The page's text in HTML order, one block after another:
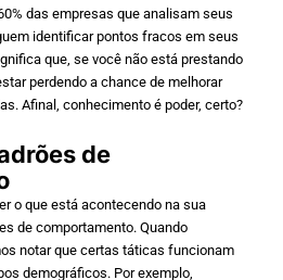
das empresas que analisam seus
identificar pontos fracos em seus
que, se você não está prestando
perdendo a chance de melhorar
Afinal, conhecimento é poder, certo?
de
o que está acontecendo na sua
de comportamento. Quando
notar que certas táticas funcionam
demográficos. Por exemplo,